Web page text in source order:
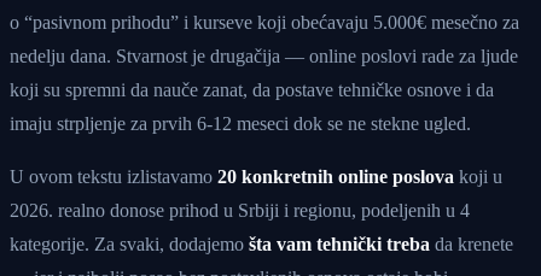
o “pasivnom prihodu” i kurseve koji obećavaju 5.000€ mesečno za
nedelju dana. Stvarnost je drugačija — online poslovi rade za ljude
koji su spremni da nauče zanat, da postave tehničke osnove i da
imaju strpljenje za prvih 6-12 meseci dok se ne stekne ugled.
U ovom tekstu izlistavamo 20 konkretnih online poslova koji u
2026. realno donose prihod u Srbiji i regionu, podeljenih u 4
kategorije. Za svaki, dodajemo šta vam tehnički treba da krenete